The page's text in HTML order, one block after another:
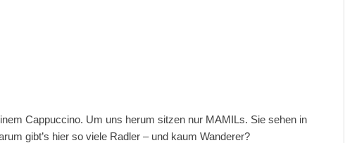
Cappuccino. Um uns herum sitzen nur MAMILs. Sie sehen in
gibt’s hier so viele Radler – und kaum Wanderer?